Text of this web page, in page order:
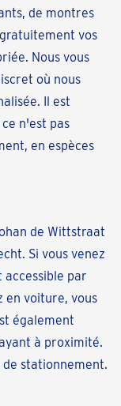
de montres
vos
Nous vous
où nous
Il est
n'est pas
en espèces
de Wittstraat
Si vous venez
par
en voiture, vous
également
à proximité.
de stationnement.